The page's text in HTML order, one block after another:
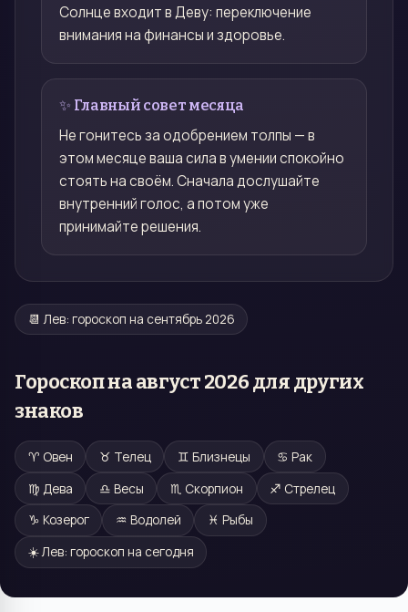
Солнце входит в Деву: переключение
внимания на финансы и здоровье.
✨ Главный совет месяца
Не гонитесь за одобрением толпы — в
этом месяце ваша сила в умении спокойно
стоять на своём. Сначала дослушайте
внутренний голос, а потом уже
принимайте решения.
📆Лев: гороскоп на сентябрь 2026
Гороскоп наавгуст 2026для других
знаков
♈ Овен ♉ Телец ♊ Близнецы ♋ Рак
♍ Дева ♎ Весы ♏ Скорпион ♐ Стрелец
♑ Козерог ♒ Водолей ♓ Рыбы
☀️Лев: гороскоп на сегодня